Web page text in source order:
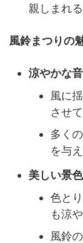
親しまれ
風鈴まつりの
涼やかな
風に
させ
多く
を与
美しい景
色と
も涼
風鈴